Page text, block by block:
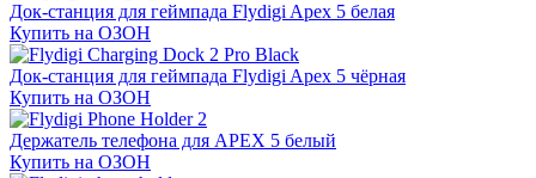
Док-станция для геймпада Flydigi Apex 5 белая
Купить на ОЗОН
Док-станция для геймпада Flydigi Apex 5 чёрная
Купить на ОЗОН
Держатель телефона для APEX 5 белый
Купить на ОЗОН